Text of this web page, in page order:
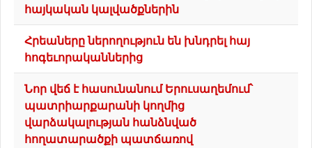
հայկական կալվածքներին
Հրեաները ներողություն են խնդրել հայ
հոգեւորականներից
Նոր վեճ է հասունանում Երուսաղեմում՝
պատրիարքարանի կողմից
վարձակալության հանձնված
հողատարածքի պատճառով